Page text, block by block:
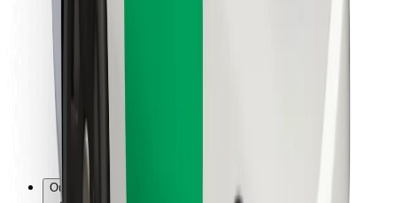
Para motoristas
Para estafetas
Para gestores de frota
Para restaurantes
Bolt for Business
Outros